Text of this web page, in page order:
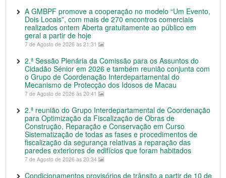
A GMBPF promove a cooperação no modelo “Um Evento,
Dois Locais”, com mais de 270 encontros comerciais
realizados ontem Aberta gratuitamente ao público em
geral a partir de hoje
7 de Agosto de 2026 às 21:31
2.ª Sessão Plenária da Comissão para os Assuntos do
Cidadão Sénior em 2026 e também reunião conjunta com
o Grupo de Coordenação Interdepartamental do
Mecanismo de Protecção dos Idosos de Macau
7 de Agosto de 2026 às 20:41
2.ª reunião do Grupo Interdepartamental de Coordenação
para Optimização da Fiscalização de Obras de
Construção, Reparação e Conservação em Curso
Sistematização de todas as fases e procedimentos de
fiscalização da segurança relativas a reparação das
paredes exteriores de edifícios que foram habitados
7 de Agosto de 2026 às 20:34
Condicionamentos provisórios de trânsito a partir de 10 de